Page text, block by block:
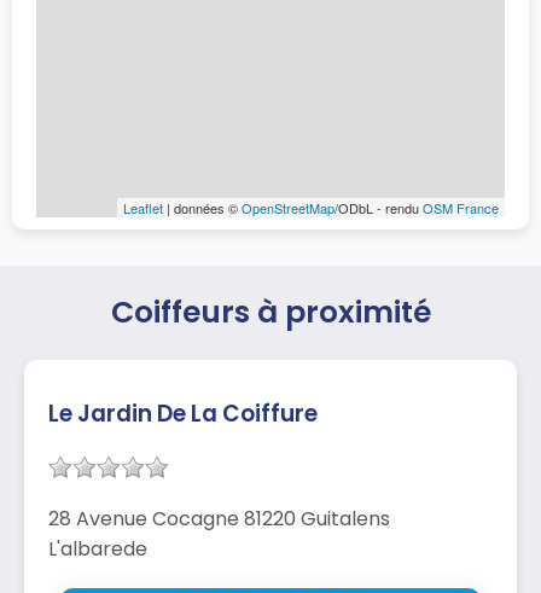
Leaflet | données ©OpenStreetMap/ODbL - renduOSM France
Coiffeurs à proximité
Le Jardin De La Coiffure
28 Avenue Cocagne 81220 Guitalens
L'albarede